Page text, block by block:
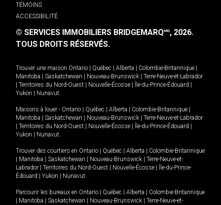
TÉMOINS
ACCESSIBILITÉ
© SERVICES IMMOBILIERS BRIDGEMARQMD, 2026.
TOUS DROITS RÉSERVÉS.
Trouver une maison Ontario Québec Alberta Colombie-Britannique
Manitoba
Saskatchewan Nouveau-Brunswick
Terre-Neuve-et-Labrador
Territoires du Nord-Ouest Nouvelle-Écosse Île-du-Prince-Édouard
Yukon
Nunavut.
Maisons à louer - Ontario Québec Alberta Colombie-Britannique
Manitoba
Saskatchewan Nouveau-Brunswick
Terre-Neuve-et-Labrador
Territoires du Nord-Ouest Nouvelle-Écosse Île-du-Prince-Édouard
Yukon
Nunavut.
Trouver des courtiers en Ontario Québec Alberta
Colombie-Britannique
Manitoba Saskatchewan Nouveau-Brunswick
Terre-Neuve-et-
Labrador
Territoires du Nord-Ouest Nouvelle-Écosse
Île-du-Prince-
Édouard
Yukon Nunavut
Parcourir les bureaux en Ontario Québec Alberta
Colombie-Britannique
Manitoba Saskatchewan Nouveau-Brunswick
Terre-Neuve-et-